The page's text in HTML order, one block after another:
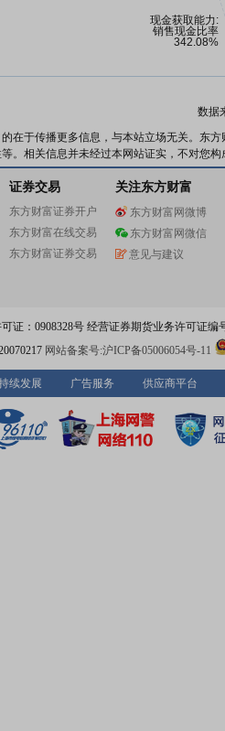
数据
在于传播更多信息，与本站立场无关。东
。相关信息并未经过本网站证实，不对您
证券交易
东方财富证券开户
东方财富在线交易
东方财富证券交易
关注东方财富
东方财富网微博
东方财富网微信
意见与建议
证：0908328号 经营证券期货业务许可证编
网站备案号:沪ICP备05006054号-11
续发展 广告服务 供应商平台